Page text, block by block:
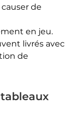
de
en jeu.
livrés avec
de